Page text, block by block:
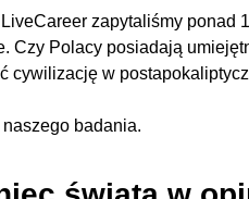
zapytaliśmy ponad
Czy Polacy posiadają
cywilizację w
badania.